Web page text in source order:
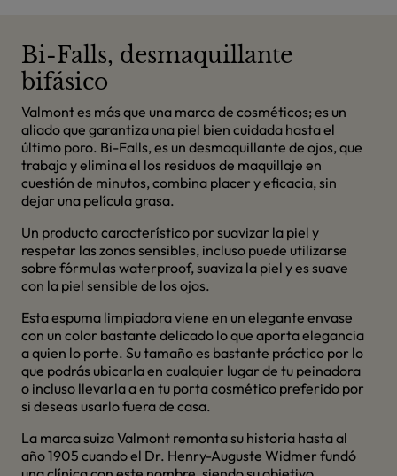
Bi-Falls, desmaquillante
bifásico
Valmont es más que una marca de cosméticos; es un
aliado que garantiza una piel bien cuidada hasta el
último poro. Bi-Falls, es un desmaquillante de ojos, que
trabaja y elimina el los residuos de maquillaje en
cuestión de minutos, combina placer y eficacia, sin
dejar una película grasa.
Un producto característico por suavizar la piel y
respetar las zonas sensibles, incluso puede utilizarse
sobre fórmulas waterproof, suaviza la piel y es suave
con la piel sensible de los ojos.
Esta espuma limpiadora viene en un elegante envase
con un color bastante delicado lo que aporta elegancia
a quien lo porte. Su tamaño es bastante práctico por lo
que podrás ubicarla en cualquier lugar de tu peinadora
o incluso llevarla a en tu porta cosmético preferido por
si deseas usarlo fuera de casa.
La marca suiza Valmont remonta su historia hasta al
año 1905 cuando el Dr. Henry-Auguste Widmer fundó